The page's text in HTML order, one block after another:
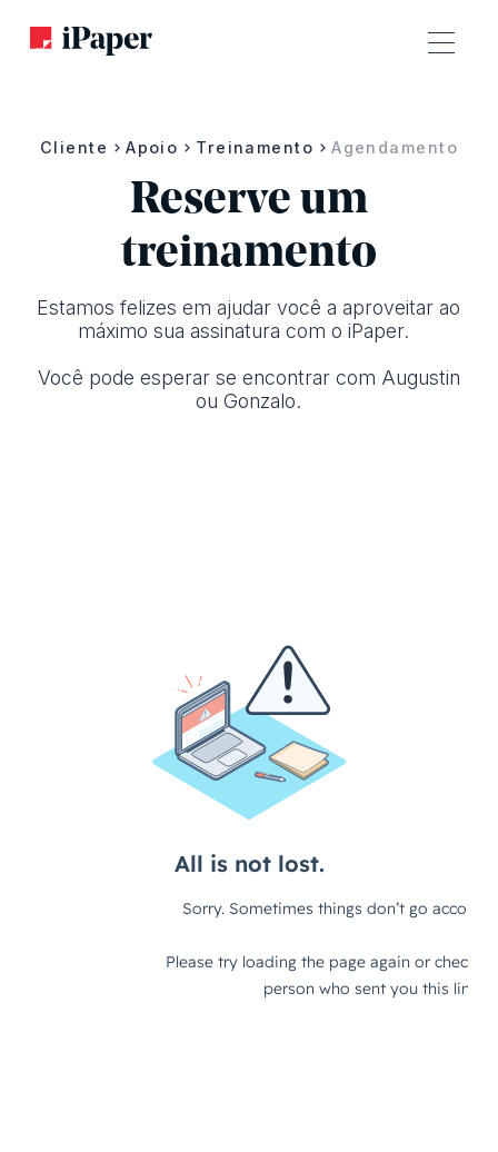
Cliente Apoio Treinamento Agendamento
Reserve um
treinamento
Estamos felizes em ajudar você a aproveitar ao
máximo sua assinatura com o iPaper.
Você pode esperar se encontrar com Augustin
ou Gonzalo.